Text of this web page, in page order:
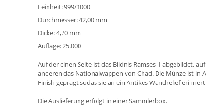
Feinheit: 999/1000
Durchmesser: 42,00 mm
Dicke: 4,70 mm
Auflage: 25.000
Auf der einen Seite ist das Bildnis Ramses II abgebildet,
anderen das Nationalwappen von Chad. Die Münze ist in
Finish geprägt sodas sie an ein Antikes Wandrelief erinnert.
Die Auslieferung erfolgt in einer Sammlerbox.